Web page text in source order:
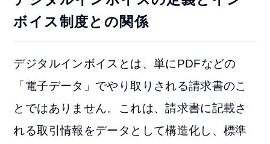
ボイス制度との関係
デジタルインボイスとは、単にPDFなどの
「電子データ」でやり取りされる請求書のこ
とではありません。これは、請求書に記載さ
れる取引情報をデータとして構造化し、標準